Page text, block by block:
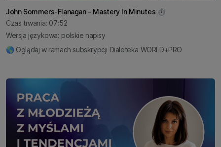
John Sommers-Flanagan - Mastery In Minutes ⏱️
Czas trwania: 07:52
Wersja językowa: polskie napisy
🌎 Oglądaj w ramach subskrypcji Dialoteka WORLD+PRO